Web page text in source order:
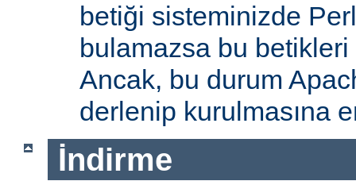
betiği sisteminizde Perl
bulamazsa bu betikleri
Ancak, bu durum
derlenip kurulmasına
İndirme